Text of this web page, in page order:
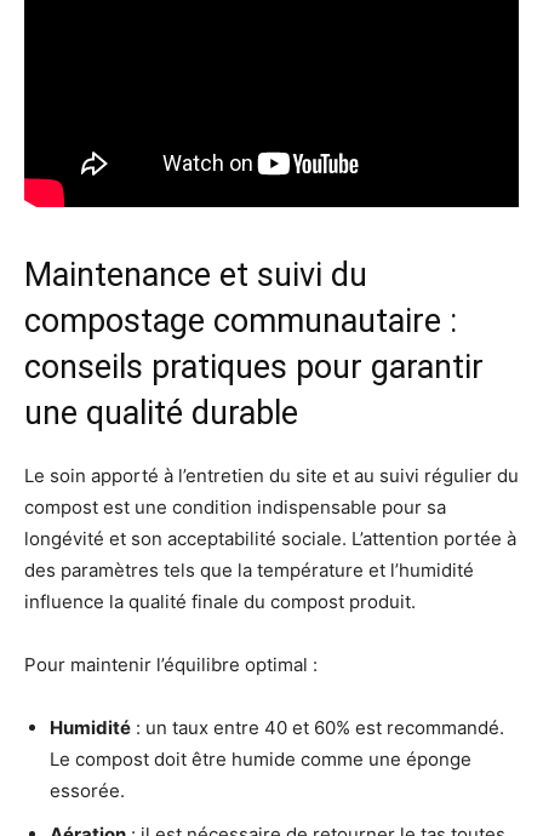
Maintenance et suivi du
compostage communautaire :
conseils pratiques pour garantir
une qualité durable
Le soin apporté à l’entretien du site et au suivi régulier du
compost est une condition indispensable pour sa
longévité et son acceptabilité sociale. L’attention portée à
des paramètres tels que la température et l’humidité
influence la qualité finale du compost produit.
Pour maintenir l’équilibre optimal :
Humidité : un taux entre 40 et 60% est recommandé.
Le compost doit être humide comme une éponge
essorée.